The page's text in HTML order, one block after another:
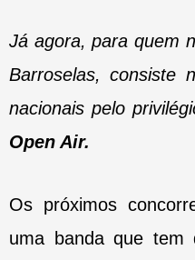
Já agora, para quem
Barroselas, consiste
nacionais pelo
Open Air.
Os próximos
uma banda que tem